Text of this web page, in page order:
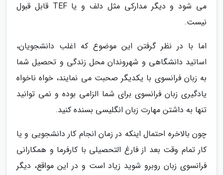
می شود و دیگر مدارکی مثل دلف و یا TEF قابل قبول
نیست.
اما با در نظر گرفتن این موضوع که اغلب دانشجویان،
اساتید دانشگاهی و شهروندان محل زندگی و تحصیل شما
به زبان فرانسوی با یکدیگر صحبت می نمایند، خواه ناخواه
یادگیری زبان فرانسوی برای شما الزامی بوده و نمی توانید
تنها به داشتن مهارت زبان انگلیسی بسنده کنید.
چون بالاخره احتمال اینکه در زمان انجام کار دانشجویی و یا
کار تمام وقت بعد از فارغ التحصیلی با کارفرما و همکارانی
فرانسوی زبان روبرو شوید زیاد است و در این مواقع، دیگر